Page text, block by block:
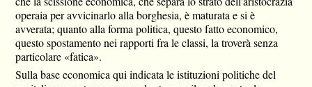
operaia per avvicinarlo alla borghesia, è maturata e si è
avverata; quanto alla forma politica, questo fatto economico,
questo spostamento nei rapporti fra le classi, la troverà senza
particolare «fatica».
Sulla base economica qui indicata le istituzioni politiche del